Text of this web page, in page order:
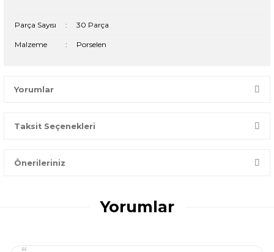
Parça Sayısı : 30 Parça
Malzeme : Porselen
Yorumlar
Bir dakikanızı ayırın, yorumunuzla başkalarının doğru seçim
Taksit Seçenekleri
Önerileriniz
konularda yetersiz gördüğünüz noktaları öneri formunu
kullanarak tarafımıza iletebilirsiniz.
Yorumlar